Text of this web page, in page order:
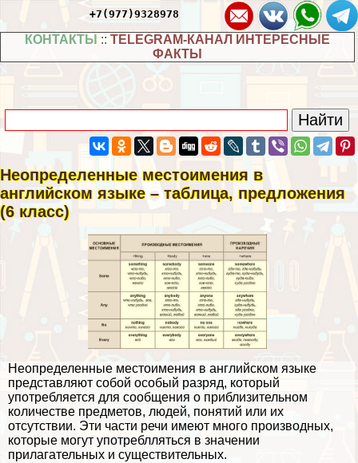
+7(977)9328978
КОНТАКТЫ :: TELEGRAM-КАНАЛ ИНТЕРЕСНЫЕ
ФАКТЫ
Неопределенные местоимения в
английском языке – таблица, предложения
(6 класс)
Неопределенные местоимения в английском языке
представляют собой особый разряд, который
употрeбляется для сообщения о приблизительном
количестве предметов, людей, понятий или их
отсутствии. Эти части речи имеют много производных,
которые могут употрeблляться в значении
прилагательных и существительных.